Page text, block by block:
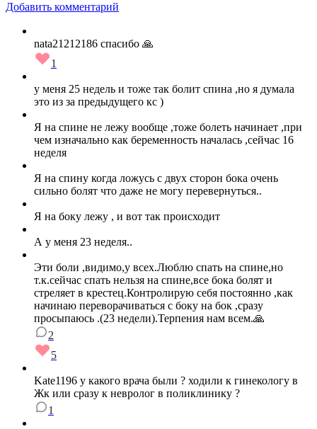
Добавить комментарий
nata21212186 спасибо 🙏
1
у меня 25 недель и тоже так болит спина ,но я думала
это из за предыдущего кс )
Я на спине не лежу вообще ,тоже болеть начинает ,при
чем изначально как беременность началась ,сейчас 16
неделя
Я на спину когда ложусь с двух сторон бока очень
сильно болят что даже не могу перевернуться..
Я на боку лежу , и вот так происходит
А у меня 23 неделя..
Эти боли ,видимо,у всех.Люблю спать на спине,но
т.к.сейчас спать нельзя на спине,все бока болят и
стреляет в крестец.Контролирую себя постоянно ,как
начинаю переворачиваться с боку на бок ,сразу
просыпаюсь .(23 недели).Терпения нам всем.🙏
2
5
Kate1196 у какого врача были ? ходили к гинекологу в
Жк или сразу к невролог в поликлинику ?
1